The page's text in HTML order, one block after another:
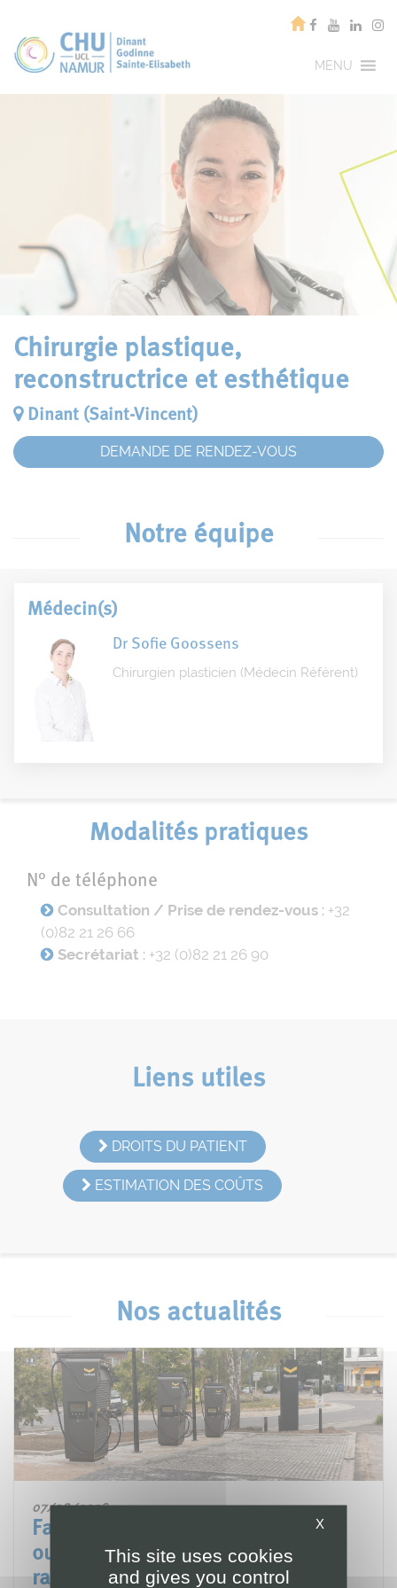
MENU
Chirurgie plastique,
reconstructrice et esthétique
Dinant (Saint-Vincent)
DEMANDE DE RENDEZ-VOUS
Notre équipe
Médecin(s)
Dr Sofie Goossens
Chirurgien plasticien (Médecin Référent)
Modalités pratiques
N° de téléphone
Consultation / Prise de rendez-vous : +32
(0)82 21 26 66
Secrétariat : +32 (0)82 21 26 90
Liens utiles
DROITS DU PATIENT
ESTIMATION DES COÛTS
Nos actualités
07/08/2026
Fastned et le CHU UCL Namur
ouvrent une station de recharge
rapide sur le site de Sainte-
X
This site uses cookies
and gives you control